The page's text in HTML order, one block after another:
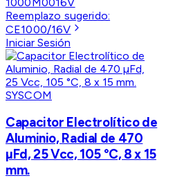
Reemplazo sugerido:
CE1000/16V
Iniciar Sesión
SYSCOM
Capacitor Electrolítico de
Aluminio, Radial de 470
µFd, 25 Vcc, 105 °C, 8 x 15
mm.